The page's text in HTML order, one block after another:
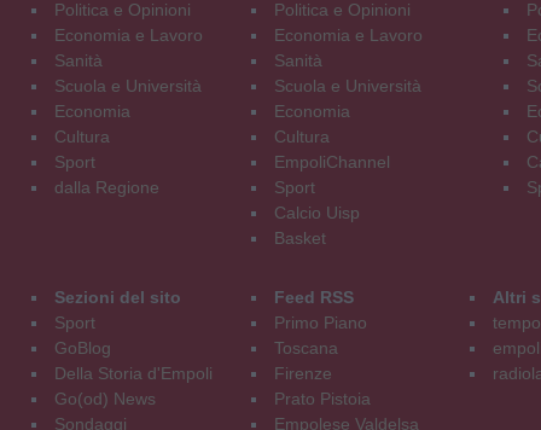
Politica e Opinioni
Economia e Lavoro
Sanità
Scuola e Università
Economia
Cultura
Sport
dalla Regione
Politica e Opinioni
Economia e Lavoro
Sanità
Scuola e Università
Economia
Cultura
EmpoliChannel
Sport
Calcio Uisp
Basket
Sezioni del sito
Sport
GoBlog
Della Storia d'Empoli
Go(od) News
Sondaggi
Feed RSS
Primo Piano
Toscana
Firenze
Prato Pistoia
Empolese Valdelsa
Altri